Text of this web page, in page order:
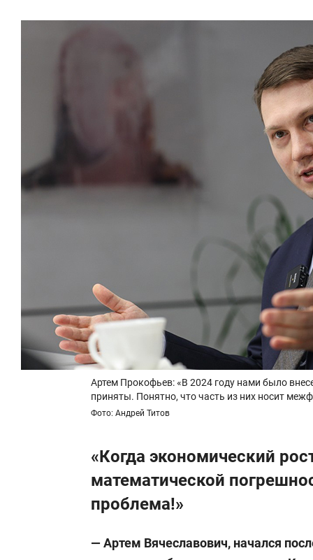
Артем Прокофьев: «В 2024 году нами было
приняты. Понятно, что часть из них носит
Фото: Андрей Титов
«Когда экономический
математической
проблема!»
— Артем Вячеславович, начался